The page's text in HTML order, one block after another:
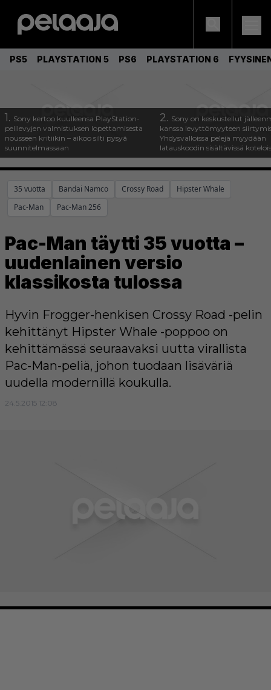
PS5 PLAYSTATION 5 PS6 PLAYSTATION 6
1. Sony kertoo kuulleensa PlayStation-
pelilevyjen valmistuksen lopettamisesta
nousseen kritiikin – aikoo silti pysyä
suunnitelmassaan
2. Sony on keskustellut
kanssa levyttömyyteen
Yhdysvalloissa pelejä myydään
latauskoodin sisältävissä
35 vuotta Bandai Namco Crossy Road
Hipster Whale
Pac-Man
Pac-Man 256
Pac-Man täytti 35 vuotta –
uudenlainen versio
klassikosta tulossa
Hyvin Frogger-henkisen Crossy Road -pelin
kehittänyt Hipster Whale -poppoo on
kehittämässä seuraavaksi uutta virallista
Pac-Man-peliä, johon tuodaan lisäväriä
uudella modernillä koukulla.
24.5.2015 12:08